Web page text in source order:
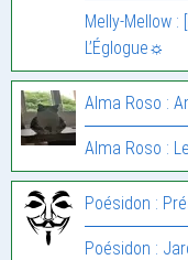
Melly-Mellow
L’Églogue☼
Alma Roso :
Alma Roso :
Poésidon :
Poésidon :